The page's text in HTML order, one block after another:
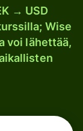
→ USD
Wise
voi lähettää,